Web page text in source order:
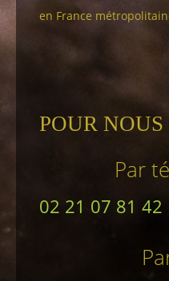
en France
POUR
Par
02 21 07 81 42